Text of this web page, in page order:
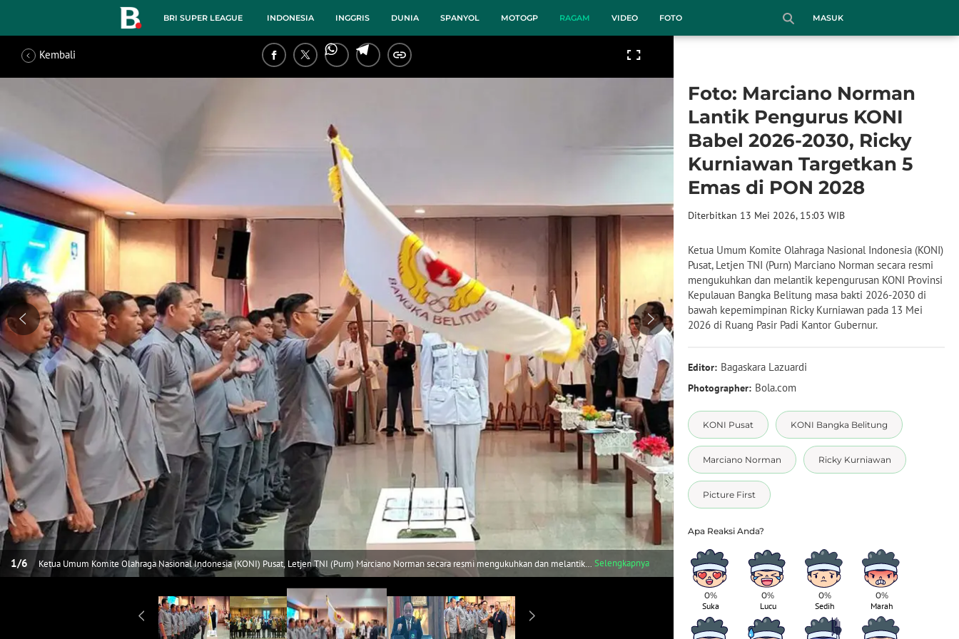
BRI SUPER LEAGUE INDONESIA INGGRIS DUNIA SPANYOL MOTOGP RAGAM VIDEO FOTO MASUK
1/6
Ketua Umum Komite Olahraga Nasional Indonesia (KONI) Pusat, Letjen TNI (Purn) Marciano Norman secara resmi mengukuhkan dan melantik
kepengurusan KONI Provinsi Kepulauan Bangka Belitung masa bakti 2026-2030 di bawah kepemimpinan Ricky Kurniawan pada 13 Mei 2026 di
Selengkapnya /6
Marciano mengungkapkan bahwa KONI Bangka Belitung
dari Gubernur, DPRD, dan masyarakat melalui prestasi atlet-
Foto: Marciano Norman
Lantik Pengurus KONI
Babel 2026-2030, Ricky
Kurniawan Targetkan 5
Emas di PON 2028
Diterbitkan 13 Mei 2026, 15:03 WIB
Ketua Umum Komite Olahraga Nasional Indonesia (KONI)
Pusat, Letjen TNI (Purn) Marciano Norman secara resmi
mengukuhkan dan melantik kepengurusan KONI Provinsi
Kepulauan Bangka Belitung masa bakti 2026-2030 di
bawah kepemimpinan Ricky Kurniawan pada 13 Mei
2026 di Ruang Pasir Padi Kantor Gubernur.
Editor: Bagaskara Lazuardi
Photographer: Bola.com
KONI Pusat KONI Bangka Belitung
Marciano Norman Ricky Kurniawan
Picture First
0%
Suka
0%
Lucu
0%
Sedih
0%
Marah